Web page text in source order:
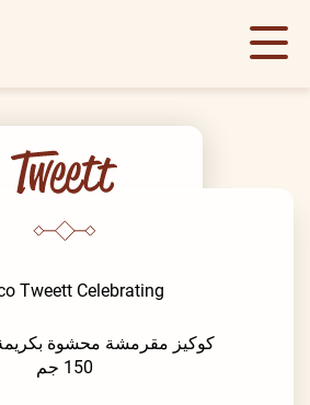
Tweett Celebrating
كوكيز مقرمشة محشوة بكريمة
150 جم